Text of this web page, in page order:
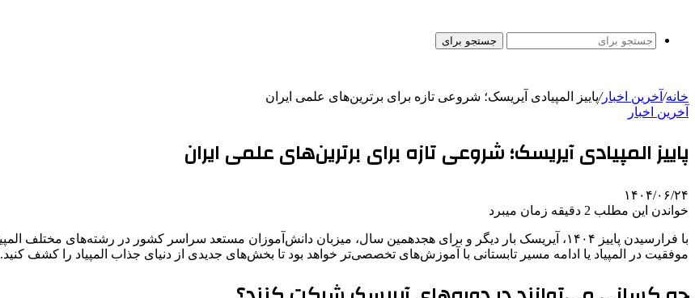
جستجو برای
خانه/ آخرین اخبار/پاییز المپیادی آیریسک؛ شروعی تازه برای برترین‌های علمی ایران
آخرین اخبار
پاییز المپیادی آیریسک؛ شروعی تازه برای برترین‌های علمی ایران
۱۴۰۴/۰۶/۲۴
خواندن این مطلب 2 دقیقه زمان میبرد
با فرارسیدن پاییز ۱۴۰۴، آیریسک بار دیگر و برای هجدهمین سال، میزبان دانش‌آموزان مستعد سراسر کشور در رشته‌های مختلف المپیاد علمی است.
موفقیت در المپیاد یا ادامه مسیر تابستانی با آموزش‌های تخصصی‌تر خواهد بود تا بخش‌های جدیدی از دنیای جذاب المپیاد را کشف کنید.